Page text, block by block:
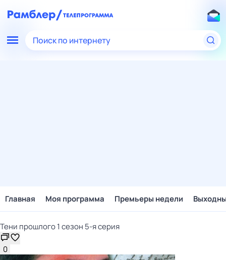
Поиск по интернету
Главная Моя программа Премьеры недели
Тени прошлого 1 сезон 5-я серия
0